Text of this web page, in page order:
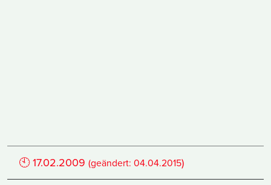
🕙17.02.2009 (geändert:04.04.2015)